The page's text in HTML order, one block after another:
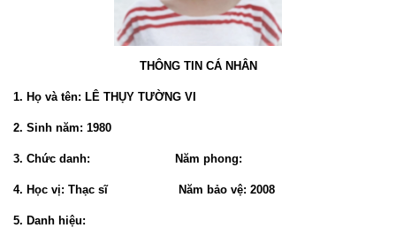
THÔNG TIN CÁ NHÂN
1. Họ và tên: LÊ THỤY TƯỜNG VI
2. Sinh năm: 1980
3. Chức danh: Năm phong:
4. Học vị: Thạc sĩ Năm bảo vệ: 2008
5. Danh hiệu: